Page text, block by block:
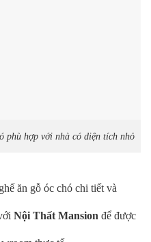
phù hợp với nhà có diện tích nhỏ
ăn gỗ óc chó chi tiết và
Nội Thất Mansion để được